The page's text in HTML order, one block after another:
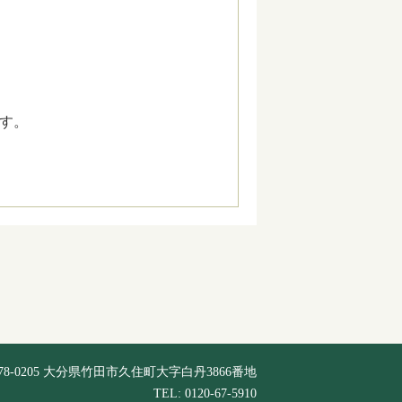
。
0205 大分県竹田市久住町大字白丹3866番地
TEL: 0120-67-5910